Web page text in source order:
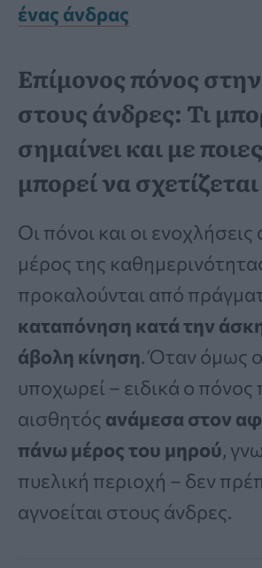
ένας άνδρας
Επίμονος πόνος
στους άνδρες: Τι
σημαίνει και με
μπορεί να σχετίζεται
Οι πόνοι και οι
μέρος της
προκαλούνται από
καταπόνηση κατά την
άβολη κίνηση. Όταν όμως
υποχωρεί – ειδικά ο πόνος
αισθητός ανάμεσα στον
πάνω μέρος του μηρού,
πυελική περιοχή – δεν
αγνοείται στους άνδρες.